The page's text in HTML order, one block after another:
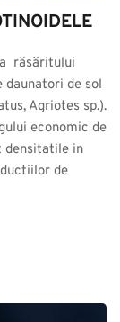
răsăritului
de sol
Agriotes sp.).
economic de
densitatile in
de